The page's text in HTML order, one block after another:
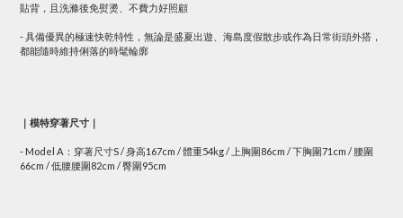
貼背，且洗滌後免熨燙、不費力好照顧
- 具備優異的極速快乾特性，無論是盛夏出遊、海島度假散步或作為日常街頭外搭，
都能隨時維持俐落的時髦輪廓
｜模特穿著尺寸｜
- Model A：穿著尺寸S / 身高167cm / 體重54kg / 上胸圍86cm / 下胸圍71cm / 腰圍
66cm / 低腰腰圍82cm / 臀圍95cm